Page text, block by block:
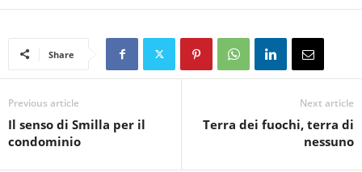
Share
Previous article
Il senso di Smilla per il
condominio
Next article
Terra dei fuochi, terra di
nessuno